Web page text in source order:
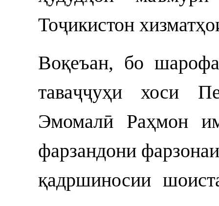
Тоҷикистон
Воқеъан, бо
таваҷҷуҳи хоси
Эмомалӣ Раҳмон
фарзандони
қадршиносии